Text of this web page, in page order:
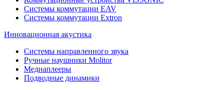
Системы коммутации EAV
Системы коммутации Extron
Инновационная акустика
Системы направленного звука
Ручные наушники Molitor
Медиаплееры
Подводные динамики